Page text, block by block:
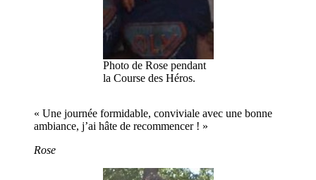
Photo de Rose pendant
la Course des Héros.
« Une journée formidable, conviviale avec une bonne
ambiance, j’ai hâte de recommencer ! »
Rose